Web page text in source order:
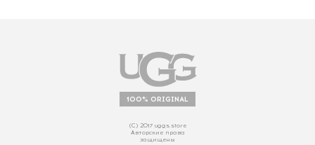
100% ORIGINAL
(С) 2017 uggs.store
Авторские права
защищены